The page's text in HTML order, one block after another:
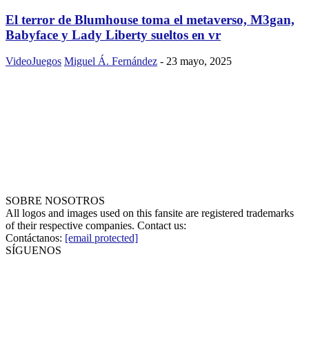
El terror de Blumhouse toma el metaverso, M3gan,
Babyface y Lady Liberty sueltos en vr
VideoJuegos Miguel Á. Fernández - 23 mayo, 2025
SOBRE NOSOTROS
All logos and images used on this fansite are registered trademarks
of their respective companies. Contact us:
Contáctanos: [email protected]
SÍGUENOS